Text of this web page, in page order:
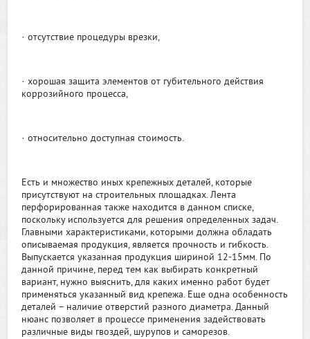
· отсутствие процедуры врезки,
· хорошая защита элементов от губительного действия
коррозийного процесса,
· относительно доступная стоимость.
Есть и множество иных крепежных деталей, которые
присутствуют на строительных площадках. Лента
перфорированная также находится в данном списке,
поскольку используется для решения определенных задач.
Главными характеристиками, которыми должна обладать
описываемая продукция, является прочность и гибкость.
Выпускается указанная продукция шириной 12-15мм. По
данной причине, перед тем как выбирать конкретный
вариант, нужно выяснить, для каких именно работ будет
применяться указанный вид крепежа. Еще одна особенность
деталей – наличие отверстий разного диаметра. Данный
нюанс позволяет в процессе применения задействовать
различные виды гвоздей, шурупов и саморезов.